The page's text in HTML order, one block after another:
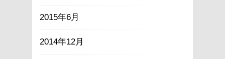
2015年6月
2014年12月